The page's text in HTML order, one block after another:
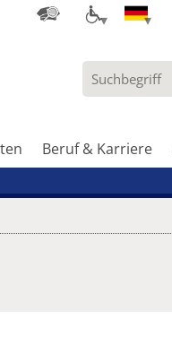
Beruf & Karriere